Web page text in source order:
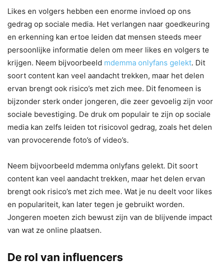
Likes en volgers hebben een enorme invloed op ons
gedrag op sociale media. Het verlangen naar goedkeuring
en erkenning kan ertoe leiden dat mensen steeds meer
persoonlijke informatie delen om meer likes en volgers te
krijgen. Neem bijvoorbeeld mdemma onlyfans gelekt. Dit
soort content kan veel aandacht trekken, maar het delen
ervan brengt ook risico’s met zich mee. Dit fenomeen is
bijzonder sterk onder jongeren, die zeer gevoelig zijn voor
sociale bevestiging. De druk om populair te zijn op sociale
media kan zelfs leiden tot risicovol gedrag, zoals het delen
van provocerende foto’s of video’s.
Neem bijvoorbeeld mdemma onlyfans gelekt. Dit soort
content kan veel aandacht trekken, maar het delen ervan
brengt ook risico’s met zich mee. Wat je nu deelt voor likes
en populariteit, kan later tegen je gebruikt worden.
Jongeren moeten zich bewust zijn van de blijvende impact
van wat ze online plaatsen.
De rol van influencers